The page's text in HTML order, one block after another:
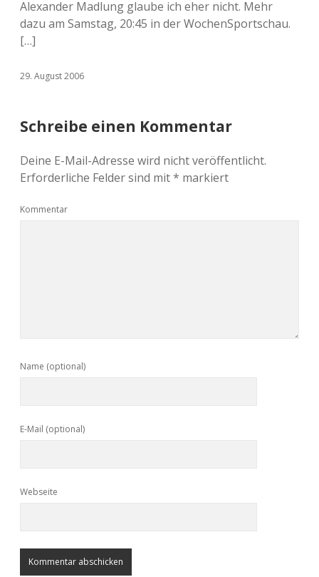
Alexander Madlung glaube ich eher nicht. Mehr
dazu am Samstag, 20:45 in der WochenSportschau.
[…]
29. August 2006
Schreibe einen Kommentar
Deine E-Mail-Adresse wird nicht veröffentlicht.
Erforderliche Felder sind mit* markiert
Kommentar
Name (optional)
E-Mail (optional)
Webseite